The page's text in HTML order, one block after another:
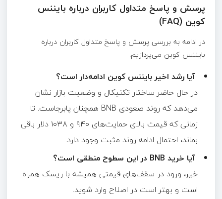
پرسش و پاسخ متداول کاربران درباره بایننس
کوین (FAQ)
در ادامه به بررسی پرسش و پاسخ متداول کاربران درباره
بایننس کوین می‌پردازیم.
آیا رشد اخیر بایننس کوین ادامه‌دار است؟
در حال حاضر ساختار تکنیکال و وضعیت بازار نشان
می‌دهد که روند صعودی BNB همچنان پابرجاست. تا
زمانی که قیمت بالای حمایت‌های ۹۴۰ و ۱۰۳۸ دلار باقی
بماند، احتمال ادامه روند مثبت وجود دارد.
آیا خرید BNB در این سطوح منطقی است؟
خیر، ورود در سقف‌های قیمتی همیشه با ریسک همراه
است و بهتر است در اصلاح وارد شوید.